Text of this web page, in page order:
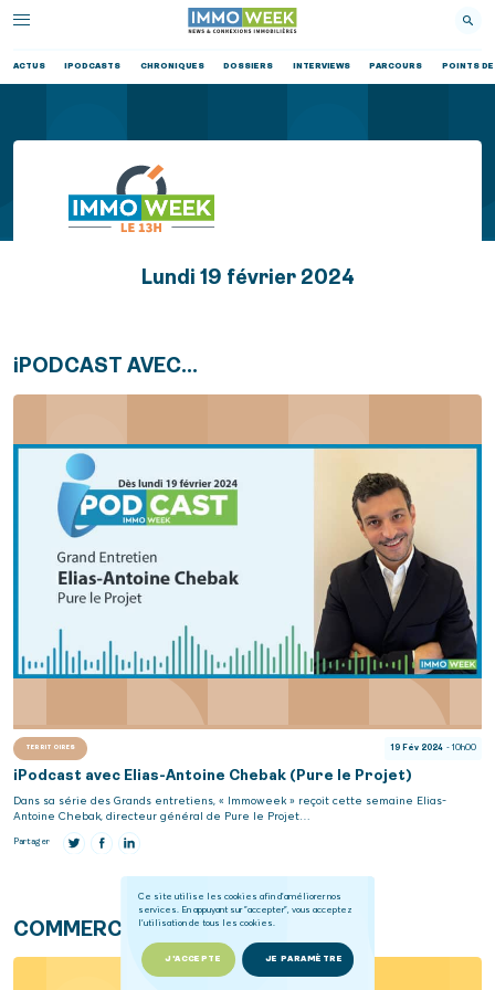
ACTUS IPODCASTS CHRONIQUES DOSSIERS INTERVIEWS PARCOURS POINTS DE
Ce site utilise les cookies afin d'améliorer nos
services. En appuyant sur "accepter", vous acceptez
l'utilisation de tous les cookies.
J'ACCEPTE JE PARAMÈTRE
Lundi 19 février 2024
iPODCAST AVEC...
TERRITOIRES 19 Fév 2024 - 10h00
iPodcast avec Elias-Antoine Chebak (Pure le Projet)
Dans sa série des Grands entretiens, « Immoweek » reçoit cette semaine Elias-
Antoine Chebak, directeur général de Pure le Projet…
Partager
COMMERCES